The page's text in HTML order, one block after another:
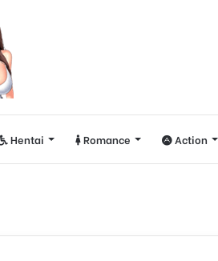
Hentai Romance Action